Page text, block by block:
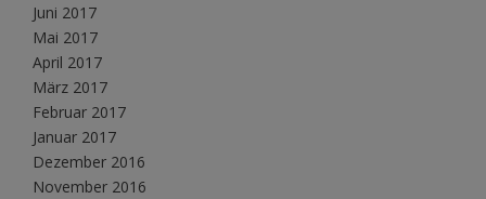
Juni 2017
Mai 2017
April 2017
März 2017
Februar 2017
Januar 2017
Dezember 2016
November 2016